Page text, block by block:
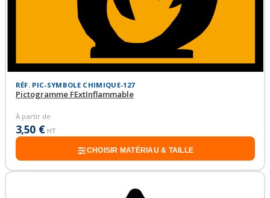
RÉF. PIC-SYMBOLE CHIMIQUE-127
Pictogramme FExtInflammable
À partir de
3,50 € HT
CHOISIR MATÉRIAU & TAILLE